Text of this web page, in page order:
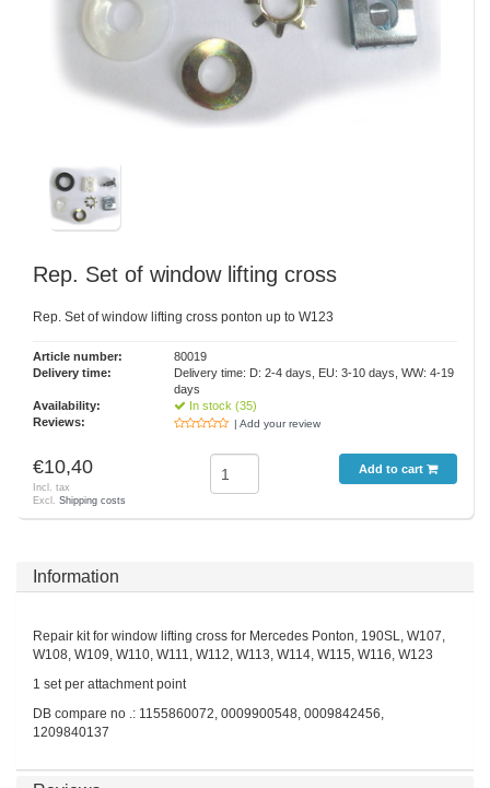
Rep. Set of window lifting cross
Rep. Set of window lifting cross ponton up to W123
Article number:
80019
Delivery time:
Delivery time: D: 2-4 days, EU: 3-10 days, WW: 4-19
days
Availability:
In stock (35)
Reviews:
| Add your review
€10,40
Incl. tax
Excl. Shipping costs
Add to cart
Information
Repair kit for window lifting cross for Mercedes Ponton, 190SL, W107,
W108, W109, W110, W111, W112, W113, W114, W115, W116, W123
1 set per attachment point
DB compare no .: 1155860072, 0009900548, 0009842456,
1209840137